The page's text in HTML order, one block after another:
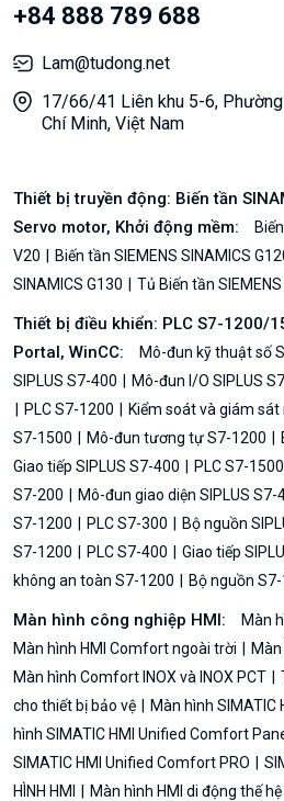
+84 888 789 688
Lam@tudong.net
17/66/41 Liên khu 5-6, Phường
Chí Minh, Việt Nam
Thiết bị truyền động: Biến tần
Servo motor, Khởi động mềm:
V20
Biến tần SIEMENS SINAMICS
SINAMICS G130
Tủ Biến tần
Thiết bị điều khiển: PLC S7-1200/
Portal, WinCC:
Mô-đun kỹ thuật số
SIPLUS S7-400
Mô-đun I/O SIPLUS
PLC S7-1200
Kiểm soát và giám
S7-1500
Mô-đun tương tự S7-1200
Giao tiếp SIPLUS S7-400
PLC S7-1500
S7-200
Mô-đun giao diện SIPLUS S7-
S7-1200
PLC S7-300 Bộ nguồn
S7-1200
PLC S7-400 Giao tiếp
không an toàn S7-1200
Bộ nguồn
Màn hình công nghiệp HMI:
Màn
Màn hình HMI Comfort ngoài trời
Màn hình Comfort INOX và INOX PCT
cho thiết bị bảo vệ
Màn hình
hình SIMATIC HMI Unified Comfort
SIMATIC HMI Unified Comfort PRO
HÌNH HMI
Màn hình HMI di động thế